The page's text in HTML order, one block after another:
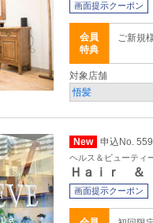
画面提示クーポン
会員
特典
ご新規
対象店舗
悟髪
New 申込No.
ヘルス＆ビューティ
Ｈａｉｒ ＆
画面提示クーポン